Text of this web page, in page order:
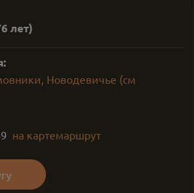
лет)
Новодевичье (см
на картемаршрут